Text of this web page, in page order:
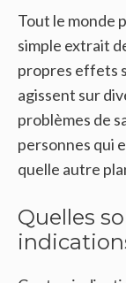
Tout le monde
simple extrait
propres effets
agissent sur
problèmes de
personnes qui
quelle autre
Quelles